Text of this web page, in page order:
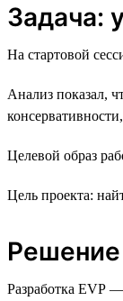
Задача:
На стартовой
Анализ показал,
Целевой образ
Цель проекта:
Решение
Разработка EVP